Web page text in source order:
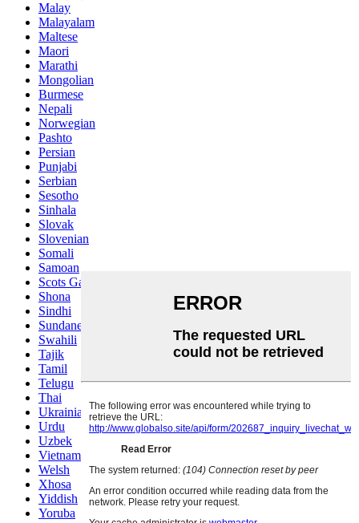
Malay
Malayalam
Maltese
Maori
Marathi
Mongolian
Burmese
Nepali
Norwegian
Pashto
Persian
Punjabi
Serbian
Sesotho
Sinhala
Slovak
Slovenian
Somali
Samoan
Scots Gaelic
Shona
Sindhi
Sundanese
Swahili
Tajik
Tamil
Telugu
Thai
Ukrainian
Urdu
Uzbek
Vietnamese
Welsh
Xhosa
Yiddish
Yoruba